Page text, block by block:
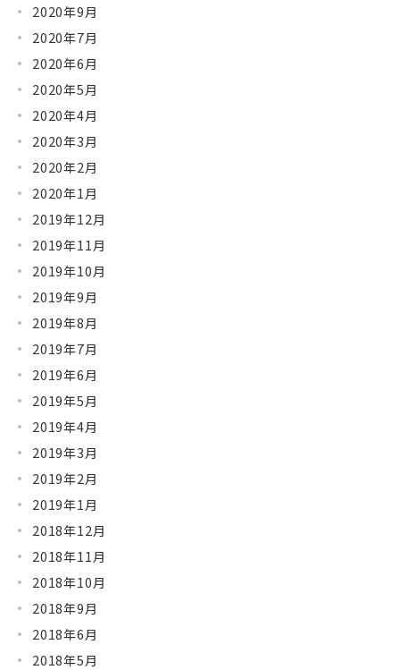
2020年9月
2020年7月
2020年6月
2020年5月
2020年4月
2020年3月
2020年2月
2020年1月
2019年12月
2019年11月
2019年10月
2019年9月
2019年8月
2019年7月
2019年6月
2019年5月
2019年4月
2019年3月
2019年2月
2019年1月
2018年12月
2018年11月
2018年10月
2018年9月
2018年6月
2018年5月